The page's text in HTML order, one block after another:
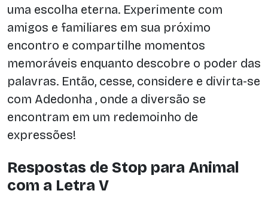
uma escolha eterna. Experimente com
amigos e familiares em sua próximo
encontro e compartilhe momentos
memoráveis enquanto descobre o poder das
palavras. Então, cesse, considere e divirta-se
com Adedonha , onde a diversão se
encontram em um redemoinho de
expressões!
Respostas de Stop para Animal
com a Letra V